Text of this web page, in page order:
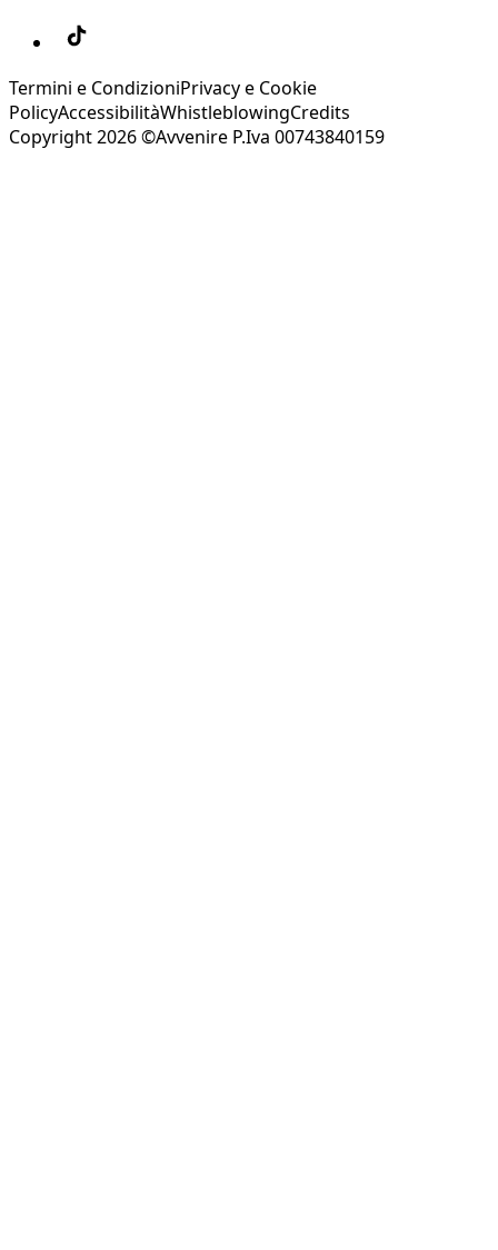
Termini e CondizioniPrivacy e Cookie
PolicyAccessibilitàWhistleblowingCredits
Copyright 2026 ©Avvenire P.Iva 00743840159